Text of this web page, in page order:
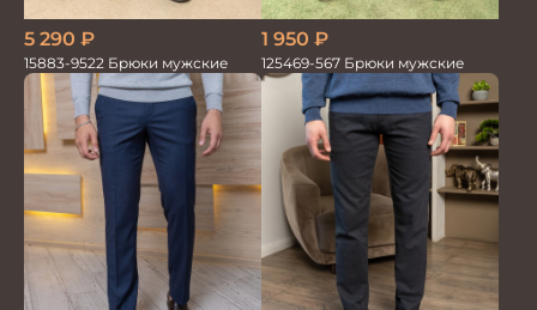
5 290 ₽
15883-9522 Брюки мужские
1 950 ₽
125469-567 Брюки мужские